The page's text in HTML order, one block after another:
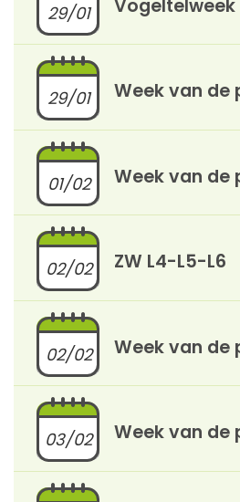
29/01 Vogeltelweek
29/01 Week van de
01/02 Week van de
02/02 ZW L4-L5-L6
02/02 Week van de
03/02 Week van de